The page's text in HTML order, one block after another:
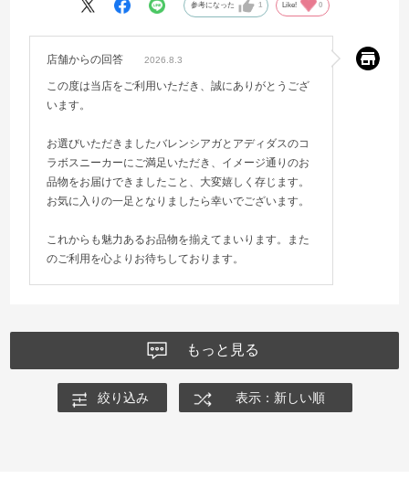
参考になった 1 Like! 0
店舗からの回答 2026.8.3
この度は当店をご利用いただき、誠にありがとうござ
います。
お選びいただきましたバレンシアガとアディダスのコ
ラボスニーカーにご満足いただき、イメージ通りのお
品物をお届けできましたこと、大変嬉しく存じます。
お気に入りの一足となりましたら幸いでございます。
これからも魅力あるお品物を揃えてまいります。また
のご利用を心よりお待ちしております。
もっと見る
絞り込み 表示：新しい順